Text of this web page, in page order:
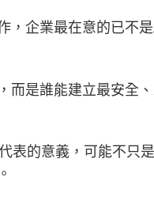
，企業最在意的已不
而是誰能建立最安全
表的意義，可能不只